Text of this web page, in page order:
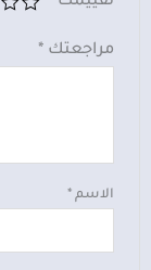
مراجعتك *
الاسم*